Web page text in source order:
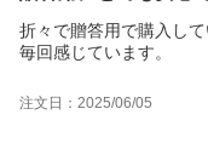
折々で贈答用で購入し
毎回感じています。
注文日：2025/06/05